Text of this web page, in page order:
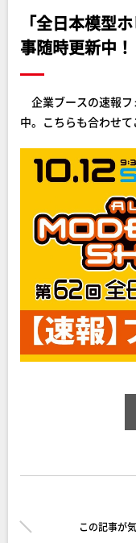
「全日本模型
事随時更新中！
企業ブースの速報フ
中。こちらも合わせて
この記事が